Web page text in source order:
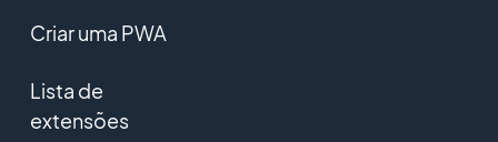
Criar uma PWA
Lista de
extensões